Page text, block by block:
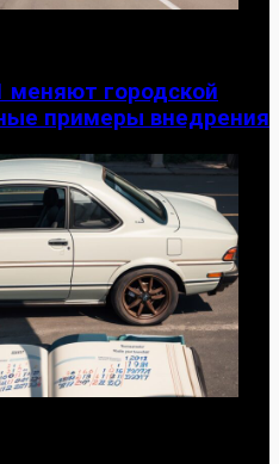
меняют городской
примеры внедрения